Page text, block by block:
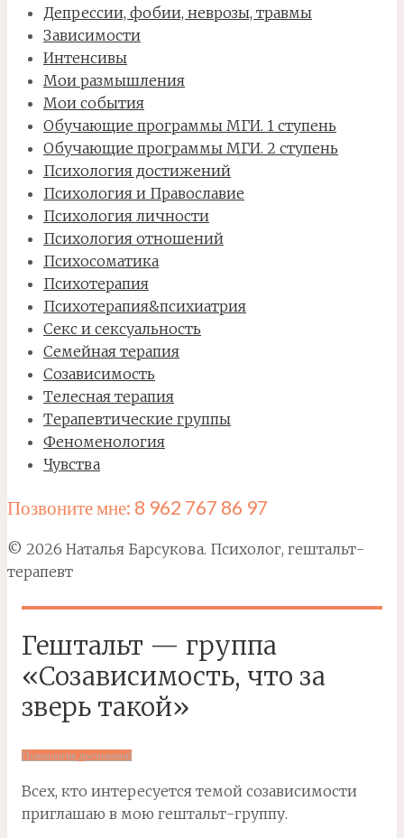
Депрессии, фобии, неврозы, травмы
Зависимости
Интенсивы
Мои размышления
Мои события
Обучающие программы МГИ. 1 ступень
Обучающие программы МГИ. 2 ступень
Психология достижений
Психология и Православие
Психология личности
Психология отношений
Психосоматика
Психотерапия
Психотерапия&психиатрия
Секс и сексуальность
Семейная терапия
Созависимость
Телесная терапия
Терапевтические группы
Феноменология
Чувства
Позвоните мне: 8 962 767 86 97
© 2026 Наталья Барсукова. Психолог, гештальт-
терапевт
Гештальт — группа
«Созависимость, что за
зверь такой»
Психология достижений
Всех, кто интересуется темой созависимости
приглашаю в мою гештальт-группу.